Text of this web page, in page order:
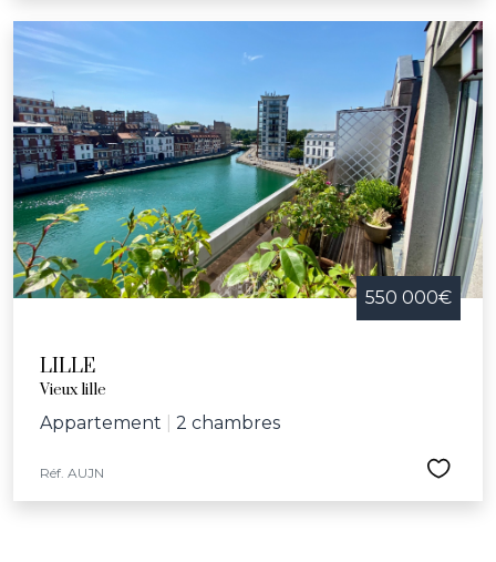
550 000€
LILLE
Vieux lille
Appartement 2 chambres
Réf. AUJN